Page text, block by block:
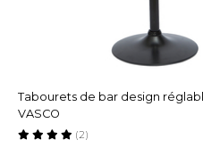
Tabourets de bar design
VASCO
(2)